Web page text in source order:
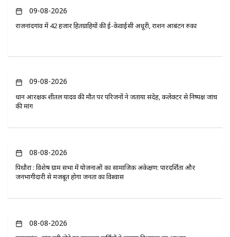
09-08-2026
राजनांदगांव में 42 हजार हितग्राहियों की ई-केवाईसी अधूरी, राशन आबंटन रुका
09-08-2026
प्रधान आरक्षक शीतल यादव की मौत पर परिजनों ने जताया संदेह, कलेक्टर से निष्पक्ष जांच
की मांग
08-08-2026
पिथौरा : विशेष ग्राम सभा में योजनाओं का सामाजिक अंकेक्षण: पारदर्शिता और
जनभागीदारी से मजबूत होगा जनता का विश्वास
08-08-2026